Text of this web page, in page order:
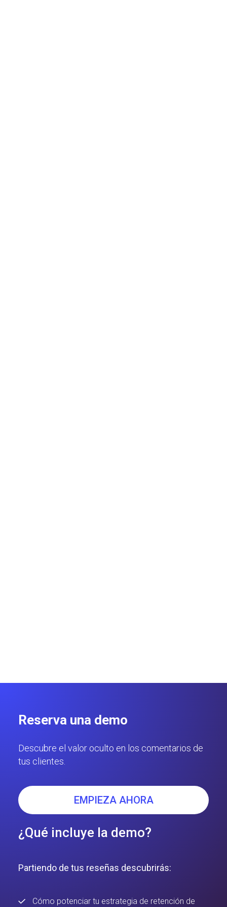
Reserva una demo
Descubre el valor oculto en los comentarios de
tus clientes.
EMPIEZA AHORA
¿Qué incluye la demo?
Partiendo de tus reseñas descubrirás:
Cómo potenciar tu estrategia de retención de